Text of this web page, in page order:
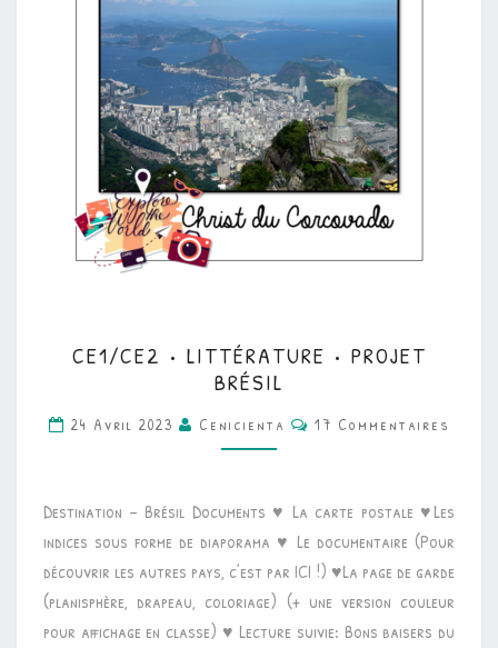
•
LITTÉRATURE
•
PROJET
CE1/CE2 • LITTÉRATURE • PROJET
BRÉSIL
24 Avril 2023 Cenicienta Commentaires
17 Commentaires
Destination – Brésil Documents ♥ La carte postale ♥Les
indices sous forme de diaporama ♥ Le documentaire (Pour
découvrir les autres pays, c’est par ICI !) ♥La page de garde
(planisphère, drapeau, coloriage) (+ une version couleur
pour affichage en classe) ♥ Lecture suivie: Bons baisers du